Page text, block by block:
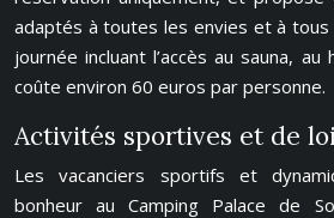
adaptés à toutes les envies et à
journée incluant l’accès au sauna,
coûte environ 60 euros par personne.
Activités sportives et de
Les vacanciers sportifs et
bonheur au Camping Palace de